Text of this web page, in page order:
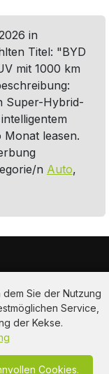
Sie der Nutzung
Service,
der Kekse.
Cookies.
in
Titel: "BYD
mit 1000 km
Super-Hybrid-
leasen.
n Auto,